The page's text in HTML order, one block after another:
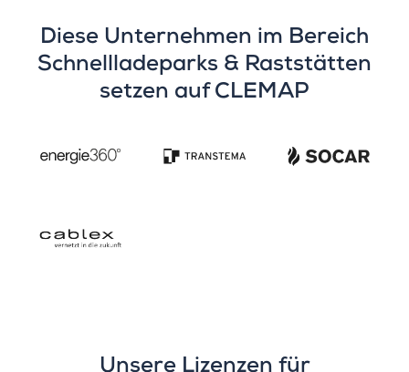
Diese Unternehmen im Bereich
Schnellladeparks & Raststätten
setzen auf CLEMAP
Unsere Lizenzen für